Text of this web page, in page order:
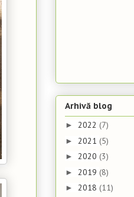
Arhivă blog
► 2022 (7)
► 2021 (5)
► 2020 (3)
► 2019 (8)
► 2018 (11)